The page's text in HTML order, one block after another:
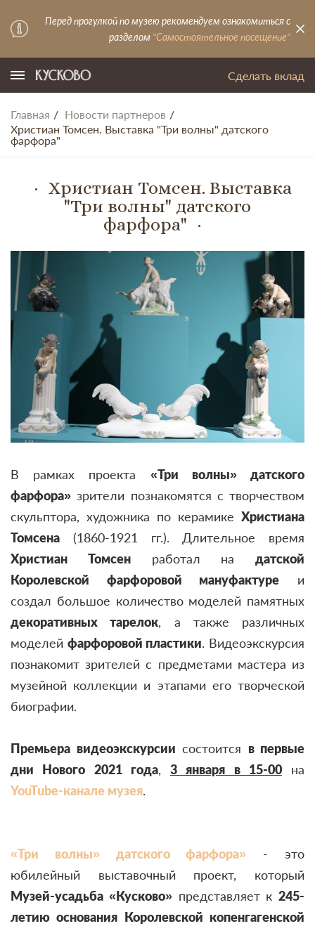
Перед прогулкой по музею рекомендуем ознакомиться с
разделом "Самостоятельное посещение"
Сделать вклад
Главная
Новости партнеров
Христиан Томсен. Выставка "Три волны" датского
фарфора"
Христиан Томсен. Выставка
"Три волны" датского
фарфора"
В рамках проекта «Три волны» датского
фарфора» зрители познакомятся с творчеством
скульптора, художника по керамике Христиана
Томсена (1860-1921 гг.). Длительное время
Христиан Томсенработал на датской
Королевской фарфоровой мануфактуре и
создал большое количество моделей памятных
декоративных тарелок, а также различных
моделей фарфоровой пластики. Видеоэкскурсия
познакомит зрителей с предметами мастера из
музейной коллекции и этапами его творческой
биографии.
Премьера видеоэкскурсии состоится в первые
дни Нового 2021 года, 3 января в 15-00на
YouTube-канале музея.
«Три волны» датского фарфора» - это
юбилейный выставочный проект, который
Музей-усадьба «Кусково»представляет к 245-
летию основания Королевской копенгагенской